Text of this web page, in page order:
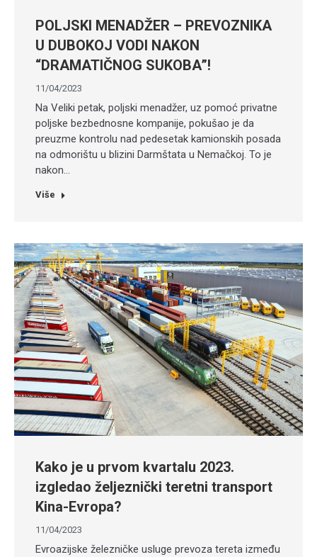
POLJSKI MENADŽER – PREVOZNIKA
U DUBOKOJ VODI NAKON
“DRAMATIČNOG SUKOBA”!
11/04/2023
Na Veliki petak, poljski menadžer, uz pomoć privatne
poljske bezbednosne kompanije, pokušao je da
preuzme kontrolu nad pedesetak kamionskih posada
na odmorištu u blizini Darmštata u Nemačkoj. To je
nakon…
Više
Kako je u prvom kvartalu 2023.
izgledao željeznički teretni transport
Kina-Evropa?
11/04/2023
Evroazijske železničke usluge prevoza tereta između